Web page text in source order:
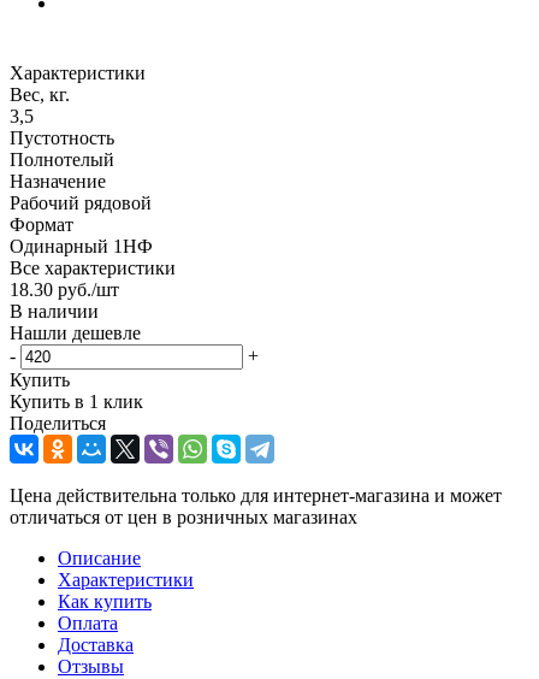
Характеристики
Вес, кг.
3,5
Пустотность
Полнотелый
Назначение
Рабочий рядовой
Формат
Одинарный 1НФ
Все характеристики
18.30 руб./шт
В наличии
Нашли дешевле
-
+
Купить
Купить в 1 клик
Поделиться
Цена действительна только для интернет-магазина и может
отличаться от цен в розничных магазинах
Описание
Характеристики
Как купить
Оплата
Доставка
Отзывы